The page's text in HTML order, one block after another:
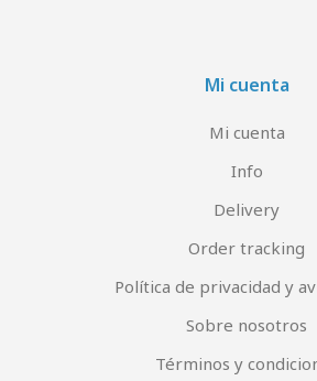
Mi cuenta
Mi cuenta
Info
Delivery
Order tracking
Política de privacidad y
Sobre nosotros
Términos y